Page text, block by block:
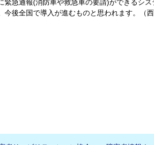
緊急通報(消防車や救急車の要請)ができるシ
今後全国で導入が進むものと思われます。（西